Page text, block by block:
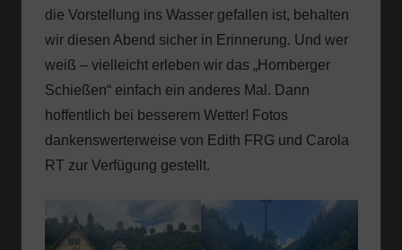
die Vorstellung ins Wasser gefallen ist, behalten
wir diesen Abend sicher in Erinnerung. Und wer
weiß – vielleicht erleben wir das „Hornberger
Schießen“ einfach ein anderes Mal. Dann
hoffentlich bei besserem Wetter! Fotos
dankenswerterweise von Edith FRG und Carola
RT zur Verfügung gestellt.